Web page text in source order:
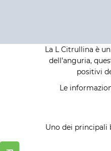
La L Citrullina è
dell’anguria,
positivi
Le
Uno dei principali